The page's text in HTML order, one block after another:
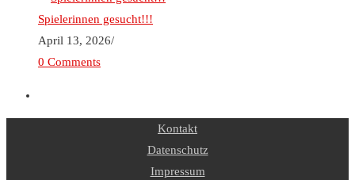
Spielerinnen gesucht!!!
April 13, 2026/
0 Comments
Kontakt
Datenschutz
Impressum